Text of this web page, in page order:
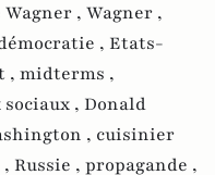
Wagner , Wagner ,
, Etats-
, midterms ,
, Donald
, cuisinier
Russie , propagande ,